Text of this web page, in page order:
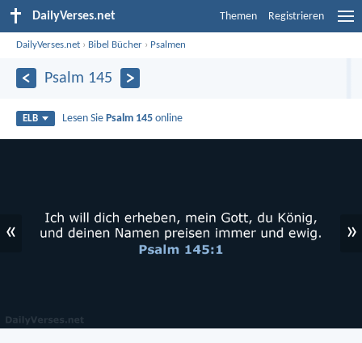
DailyVerses.net Themen Registrieren
DailyVerses.net › Bibel Bücher › Psalmen
Psalm 145
ELB Lesen Sie Psalm 145 online
« »